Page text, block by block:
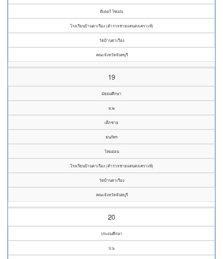
ดีเตอร์ ไซเม่น
โรงเรียนบ้านตาเรือง (ตำรวจชายแดนสงเคราะห์)
วัดบ้านตาเรือง
คณะจังหวัดจันทบุรี
19
มัธยมศึกษา
ม.๒
เด็กชาย
ธนภัทร
ไหมอ่อน
โรงเรียนบ้านตาเรือง (ตำรวจชายแดนสงเคราะห์)
วัดบ้านตาเรือง
คณะจังหวัดจันทบุรี
20
ประถมศึกษา
ป.๖